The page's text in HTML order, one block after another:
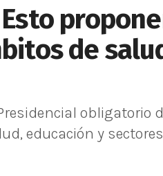
de
obligatorio
educación y